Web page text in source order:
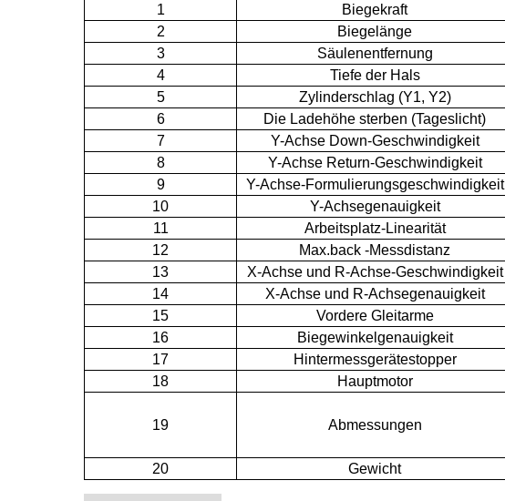
1 Biegekraft
2
Biegelänge
3
Säulenentfernung
4
Tiefe der Hals
5
Zylinderschlag (Y1, Y2)
6
Die Ladehöhe sterben (Tageslicht)
7
Y-Achse Down-Geschwindigkeit
8
Y-Achse Return-Geschwindigkeit
9
Y-Achse-Formulierungsgeschwindigkeit
10
Y-Achsegenauigkeit
11
Arbeitsplatz-Linearität
12
Max.back -Messdistanz
13
X-Achse und R-Achse-Geschwindigkeit
14
X-Achse und R-Achsegenauigkeit
15
Vordere Gleitarme
16
Biegewinkelgenauigkeit
17
Hintermessgerätestopper
18
Hauptmotor
19 Abmessungen
20
Gewicht